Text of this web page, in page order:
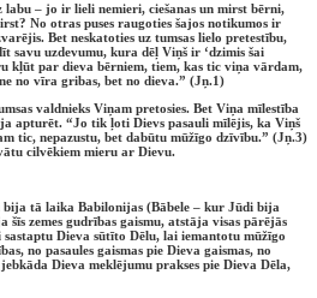
labu – jo ir lieli nemieri, ciešanas un mirst bērni,
No otras puses raugoties šajos notikumos ir
Bet neskatoties uz tumsas lielo pretestību,
savu uzdevumu, kura dēļ Viņš ir ‘dzimis šai
kļūt par dieva bērniem, tiem, kas tic viņa vārdam,
no vīra gribas, bet no dieva.” (Jņ.1)
valdnieks Viņam pretosies. Bet Viņa mīlestība
apturēt. “Jo tik ļoti Dievs pasauli mīlējis, ka Viņš
tic, nepazustu, bet dabūtu mūžīgo dzīvību.” (Jņ.3)
cilvēkiem mieru ar Dievu.
tā laika Babilonijas (Bābele – kur Jūdi bija
zemes gudrības gaismu, atstāja visas pārējās
sastaptu Dieva sūtīto Dēlu, lai iemantotu mūžīgo
no pasaules gaismas pie Dieva gaismas, no
Dieva meklējumu prakses pie Dieva Dēla,